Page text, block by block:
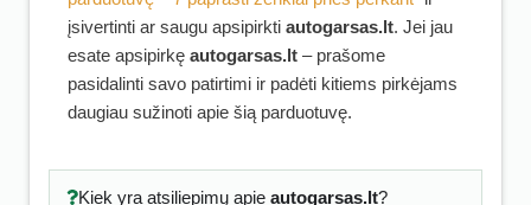
įsivertinti ar saugu apsipirkti autogarsas.lt. Jei jau
esate apsipirkę autogarsas.lt – prašome
pasidalinti savo patirtimi ir padėti kitiems pirkėjams
daugiau sužinoti apie šią parduotuvę.
Kiek yra atsiliepimų apie autogarsas.lt?